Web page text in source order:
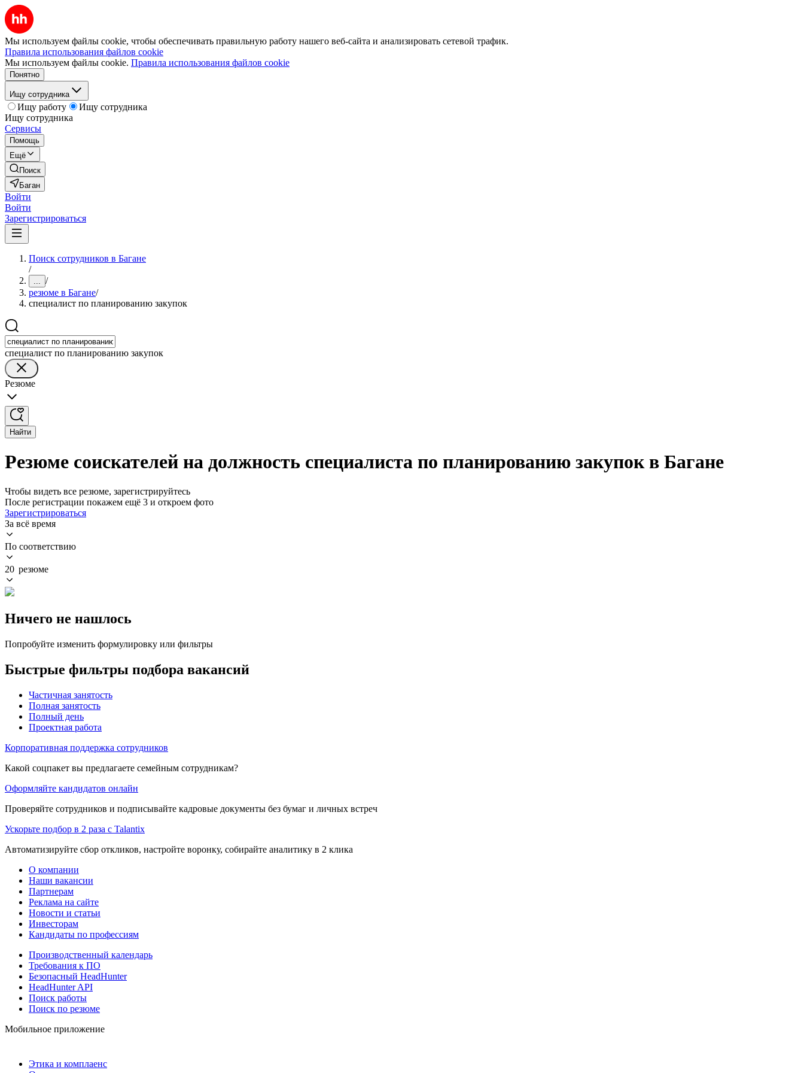
Мы используем файлы cookie, чтобы обеспечивать правильную работу нашего веб-сайта и анализировать сетевой трафик.
Правила использования файлов cookie
Мы используем файлы cookie. Правила использования файлов cookie
Понятно
Ищу сотрудника
Ищу работу
Ищу сотрудника
Ищу сотрудника
Сервисы
Помощь
Ещё
Поиск
Баган
Войти
Войти
Зарегистрироваться
Поиск сотрудников в Багане
/
... /
резюме в Багане/
специалист по планированию закупок
специалист по планированию закупок
Резюме
Найти
Резюме соискателей на должность специалиста по планированию закупок в Багане
Чтобы видеть все резюме, зарегистрируйтесь
После регистрации покажем ещё 3 и откроем фото
Зарегистрироваться
За всё время
По соответствию
20 резюме
Ничего не нашлось
Попробуйте изменить формулировку или фильтры
Быстрые фильтры подбора вакансий
Частичная занятость
Полная занятость
Полный день
Проектная работа
Корпоративная поддержка сотрудников
Какой соцпакет вы предлагаете семейным сотрудникам?
Оформляйте кандидатов онлайн
Проверяйте сотрудников и подписывайте кадровые документы без бумаг и личных встреч
Ускорьте подбор в 2 раза с Talantix
Автоматизируйте сбор откликов, настройте воронку, собирайте аналитику в 2 клика
О компании
Наши вакансии
Партнерам
Реклама на сайте
Новости и статьи
Инвесторам
Кандидаты по профессиям
Производственный календарь
Требования к ПО
Безопасный HeadHunter
HeadHunter API
Поиск работы
Поиск по резюме
Мобильное приложение
Этика и комплаенс